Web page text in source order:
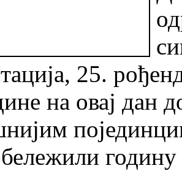
25.
на овај дан
годину